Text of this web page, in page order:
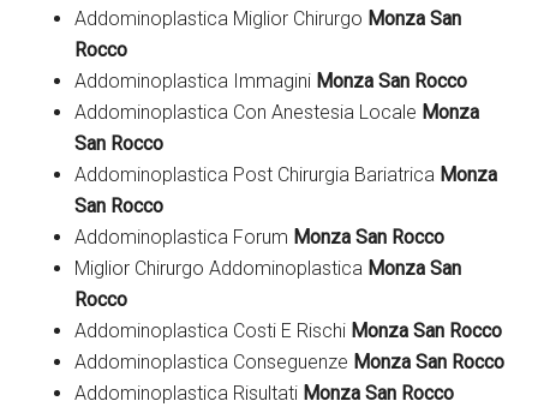
Addominoplastica Miglior Chirurgo Monza San
Rocco
Addominoplastica Immagini Monza San Rocco
Addominoplastica Con Anestesia Locale Monza
San Rocco
Addominoplastica Post Chirurgia Bariatrica Monza
San Rocco
Addominoplastica Forum Monza San Rocco
Miglior Chirurgo Addominoplastica Monza San
Rocco
Addominoplastica Costi E Rischi Monza San Rocco
Addominoplastica Conseguenze Monza San Rocco
Addominoplastica Risultati Monza San Rocco